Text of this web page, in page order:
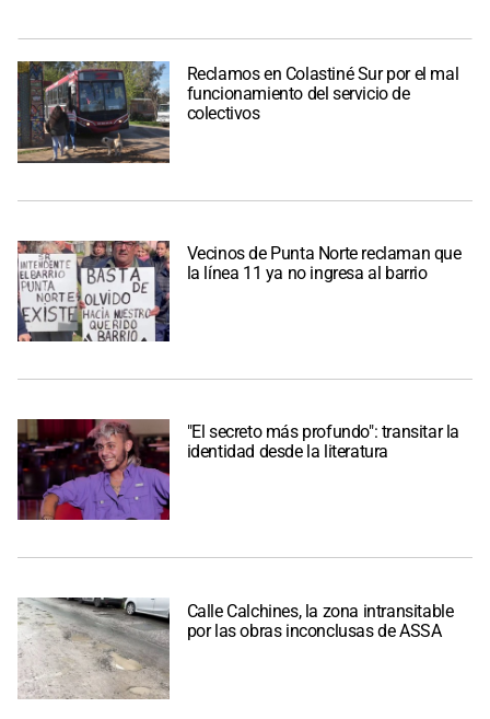
Reclamos en Colastiné Sur por el mal
funcionamiento del servicio de
colectivos
Vecinos de Punta Norte reclaman que
la línea 11 ya no ingresa al barrio
"El secreto más profundo": transitar la
identidad desde la literatura
Calle Calchines, la zona intransitable
por las obras inconclusas de ASSA